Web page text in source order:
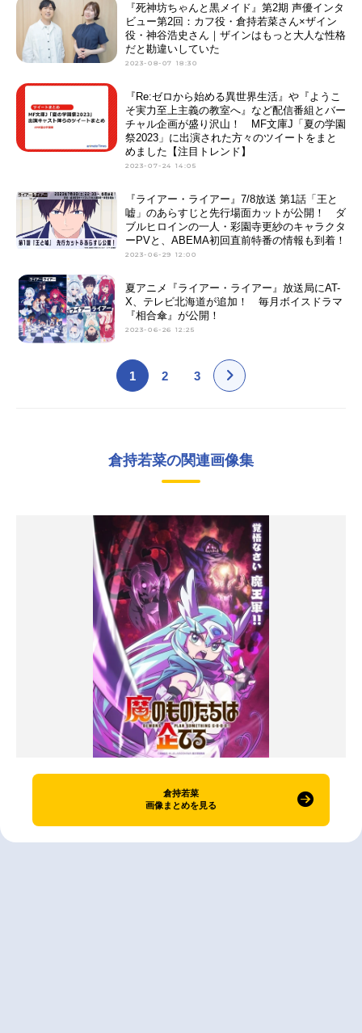
『死神坊ちゃんと黒メイド』第2期 声優インタ
ビュー第2回：カフ役・倉持若菜さん×ザイン
役・神谷浩史さん｜ザインはもっと大人な性格
だと勘違いしていた
2023-08-07 18:30
『Re:ゼロから始める異世界生活』や『ようこ
そ実力至上主義の教室へ』など配信番組とバー
チャル企画が盛り沢山！ MF文庫J「夏の学園
祭2023」に出演された方々のツイートをまと
めました【注目トレンド】
2023-07-24 14:05
『ライアー・ライアー』7/8放送 第1話「王と
嘘」のあらすじと先行場面カットが公開！ ダ
ブルヒロインの一人・彩園寺更紗のキャラクタ
ーPVと、ABEMA初回直前特番の情報も到着！
2023-06-29 12:00
夏アニメ『ライアー・ライアー』放送局にAT-
X、テレビ北海道が追加！ 毎月ボイスドラマ
『相合傘』が公開！
2023-06-26 12:25
1 2 3
倉持若菜の関連画像集
倉持若菜
画像まとめを見る